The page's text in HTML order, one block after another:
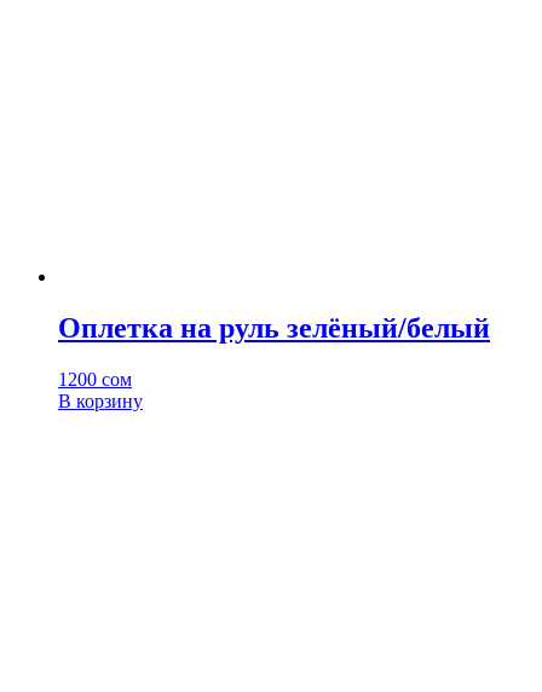
Оплетка на руль зелёный/белый
1200 сом
В корзину